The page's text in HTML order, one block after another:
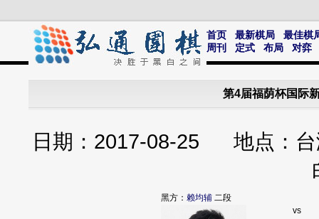
首页 最新棋局
最佳棋
周刊
定式 布局 对弈
第4届福荫杯国际
日期：2017-08-25 地点
黑方： 赖均辅 二段
vs